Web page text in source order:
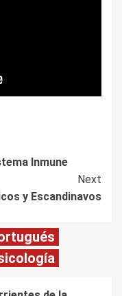
Inmune
Next
y Escandinavos